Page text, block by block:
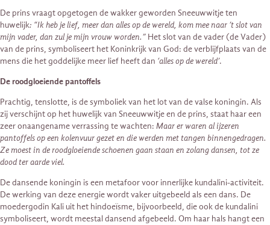
De prins vraagt opgetogen de wakker geworden Sneeuwwitje ten
huwelijk: “Ik heb je lief, meer dan alles op de wereld, kom mee naar ’t slot van
mijn vader, dan zul je mijn vrouw worden.” Het slot van de vader (de Vader)
van de prins, symboliseert het Koninkrijk van God: de verblijfplaats van de
mens die het goddelijke meer lief heeft dan ‘alles op de wereld’.
De roodgloeiende pantoffels
Prachtig, tenslotte, is de symboliek van het lot van de valse koningin. Als
zij verschijnt op het huwelijk van Sneeuwwitje en de prins, staat haar een
zeer onaangename verrassing te wachten: Maar er waren al ijzeren
pantoffels op een kolenvuur gezet en die werden met tangen binnengedragen.
Ze moest in de roodgloeiende schoenen gaan staan en zolang dansen, tot ze
dood ter aarde viel.
De dansende koningin is een metafoor voor innerlijke kundalini-activiteit.
De werking van deze energie wordt vaker uitgebeeld als een dans. De
moedergodin Kali uit het hindoeïsme, bijvoorbeeld, die ook de kundalini
symboliseert, wordt meestal dansend afgebeeld. Om haar hals hangt een